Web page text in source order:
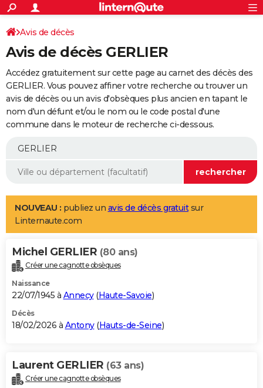
ACTUALITÉS
Politique
Société
Faits Divers
Education
Monde
Villes
+
SPORT
Coupe du monde 2026
Football
Tennis
Cyclisme
Rugby
Forum
Programme TV
TNT
Streaming
Cinéma
Sorties cinéma
Musique
+
FINANCE
Retraite
Epargne
Immobilier
Risques naturels par ville
Banque
Assurance
AUTO
Essais
Réserver un essai
Citadines
Berlines
SUV
Forum auto
+
Mobiles
Meilleur smartphone
Internet
Ordinateurs
Jeux vidéo
Guide high-tech
Aménagement intérieur
LIFESTYLE
Art de vivre
Bien-être
Loisirs
Mode
Modes de vie
Alimentation
Guide de la santé
Maladies
Médicaments
Sommeil
VOYAGE
Destinations
City break
Voyage nature
Voyage de noces
Forum
Climat
+PHOTO
GUIDES D'ACHAT
BONS PLANS
Carte de Noël
Carte Bonne année
Carte Saint-Valentin
Carte Pâques
Carte d'anniversaire
DICTIONNAIRE
Avis de décès
Avis de décès GERLIER
Accédez gratuitement sur cette page au carnet des décès des
GERLIER. Vous pouvez affiner votre recherche ou trouver un
avis de décès ou un avis d'obsèques plus ancien en tapant le
nom d'un défunt et/ou le nom ou le code postal d'une
commune dans le moteur de recherche ci-dessous.
NOUVEAU : publiez un avis de décès gratuitsur
Linternaute.com
Michel GERLIER (80 ans)
Créer une cagnotte obsèques
Naissance
22/07/1945 à Annecy(Haute-Savoie)
Décès
18/02/2026 à Antony(Hauts-de-Seine)
Laurent GERLIER (63 ans)
Créer une cagnotte obsèques